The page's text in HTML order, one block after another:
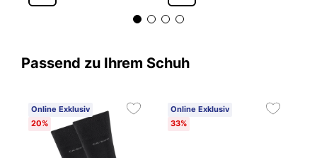
Passend zu Ihrem Schuh
Online Exklusiv
20%
Online Exklusiv
33%